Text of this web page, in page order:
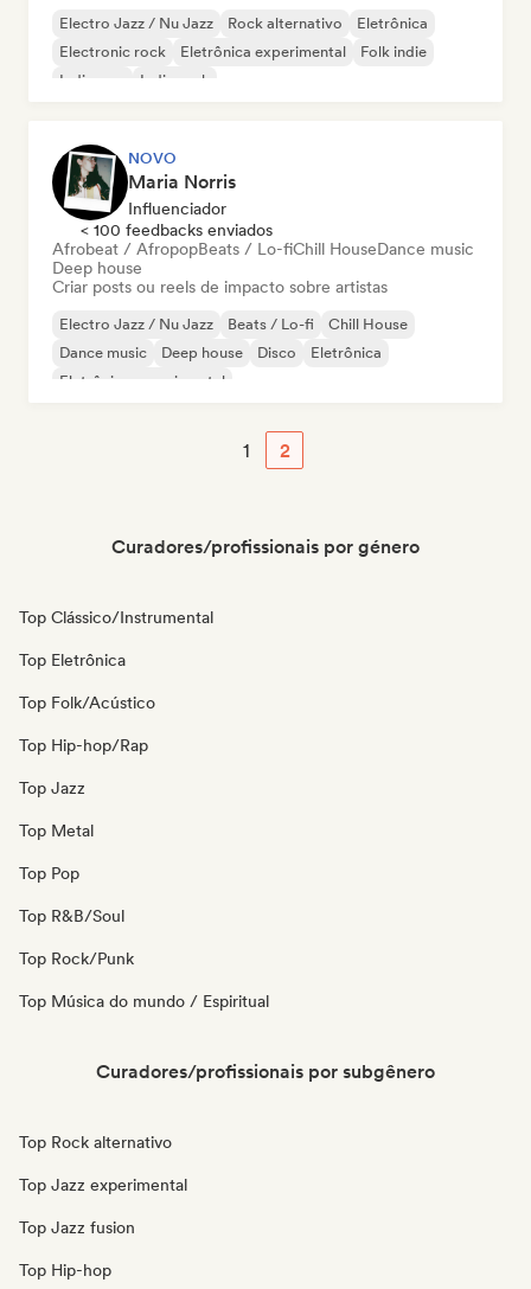
Electro Jazz / Nu Jazz Rock alternativo
Eletrônica
Electronic rock
Eletrônica experimental
Folk indie
Indie pop
Indie rock
NOVO
Maria Norris
Influenciador
< 100 feedbacks enviados
Afrobeat / AfropopBeats / Lo-fiChill HouseDance music
Deep house
Criar posts ou reels de impacto sobre artistas
Electro Jazz / Nu Jazz Beats / Lo-fi
Chill House
Dance music
Deep house Disco
Eletrônica
Eletrônica experimental
1 2
Curadores/profissionais por género
Top Clássico/Instrumental
Top Eletrônica
Top Folk/Acústico
Top Hip-hop/Rap
Top Jazz
Top Metal
Top Pop
Top R&B/Soul
Top Rock/Punk
Top Música do mundo / Espiritual
Curadores/profissionais por subgênero
Top Rock alternativo
Top Jazz experimental
Top Jazz fusion
Top Hip-hop